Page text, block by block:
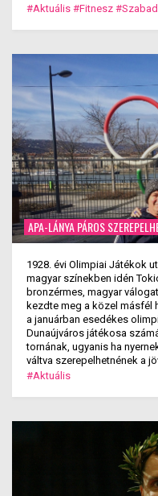
#Aktuális #Fitnesz
APA-LÁNYA PÁROS
1928. évi Olimpiai Játékok
magyar színekben idén
bronzérmes, magyar
kezdte meg a közel másfél
a januárban esedékes
Dunaújváros játékosa
tornának, ugyanis ha
váltva szerepelhetnének a
#Aktuális